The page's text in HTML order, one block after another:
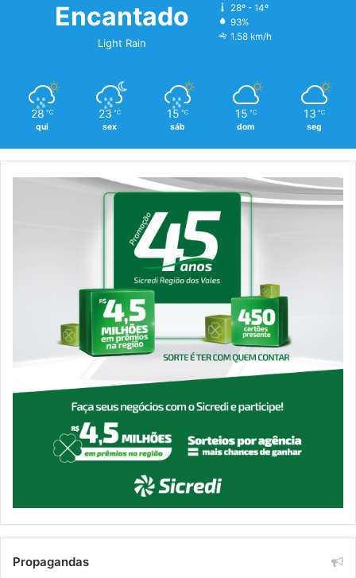
Encantado
Light Rain
28º - 14º
93%
1.58 km/h
28 ℃
qui
23 ℃
sex
15 ℃
sáb
15 ℃
dom
13 ℃
seg
Propagandas